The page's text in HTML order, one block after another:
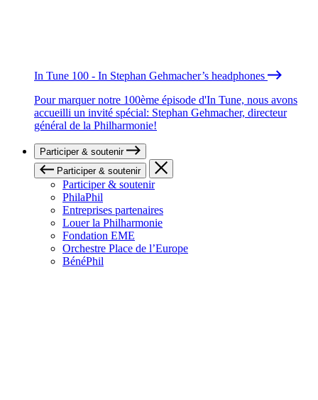
In Tune 100 - In Stephan Gehmacher’s headphones
Pour marquer notre 100ème épisode d'In Tune, nous avons
accueilli un invité spécial: Stephan Gehmacher, directeur
général de la Philharmonie!
Participer & soutenir
Participer & soutenir
Participer & soutenir
PhilaPhil
Entreprises partenaires
Louer la Philharmonie
Fondation EME
Orchestre Place de l’Europe
BénéPhil